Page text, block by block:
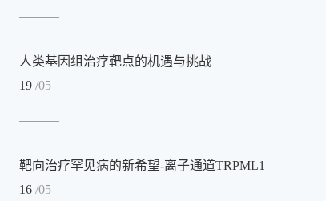
人类基因组治疗靶点的机遇与挑战
19/05
靶向治疗罕见病的新希望-离子通道TRPML1
16/05